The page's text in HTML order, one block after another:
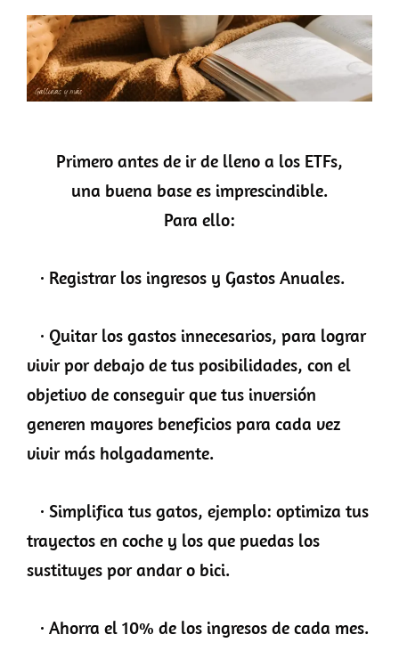
Primero antes de ir de lleno a los ETFs,
una buena base es imprescindible.
Para ello:
· Registrar los ingresos y Gastos Anuales.
· Quitar los gastos innecesarios, para lograr
vivir por debajo de tus posibilidades, con el
objetivo de conseguir que tus inversión
generen mayores beneficios para cada vez
vivir más holgadamente.
· Simplifica tus gatos, ejemplo: optimiza tus
trayectos en coche y los que puedas los
sustituyes por andar o bici.
· Ahorra el 10% de los ingresos de cada mes.